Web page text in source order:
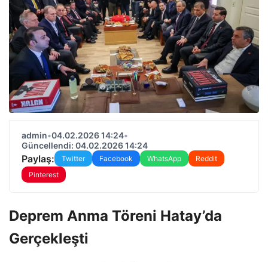
admin•04.02.2026 14:24•
Güncellendi: 04.02.2026 14:24
Paylaş: Twitter Facebook WhatsApp
Reddit
Pinterest
Deprem Anma Töreni Hatay’da
Gerçekleşti